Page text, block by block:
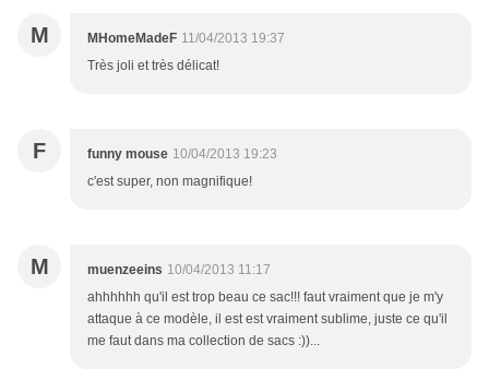
M MHomeMadeF 11/04/2013 19:37
Très joli et très délicat!
F funny mouse 10/04/2013 19:23
c'est super, non magnifique!
M muenzeeins 10/04/2013 11:17
ahhhhhh qu'il est trop beau ce sac!!! faut vraiment que je m'y
attaque à ce modèle, il est est vraiment sublime, juste ce qu'il
me faut dans ma collection de sacs :))...